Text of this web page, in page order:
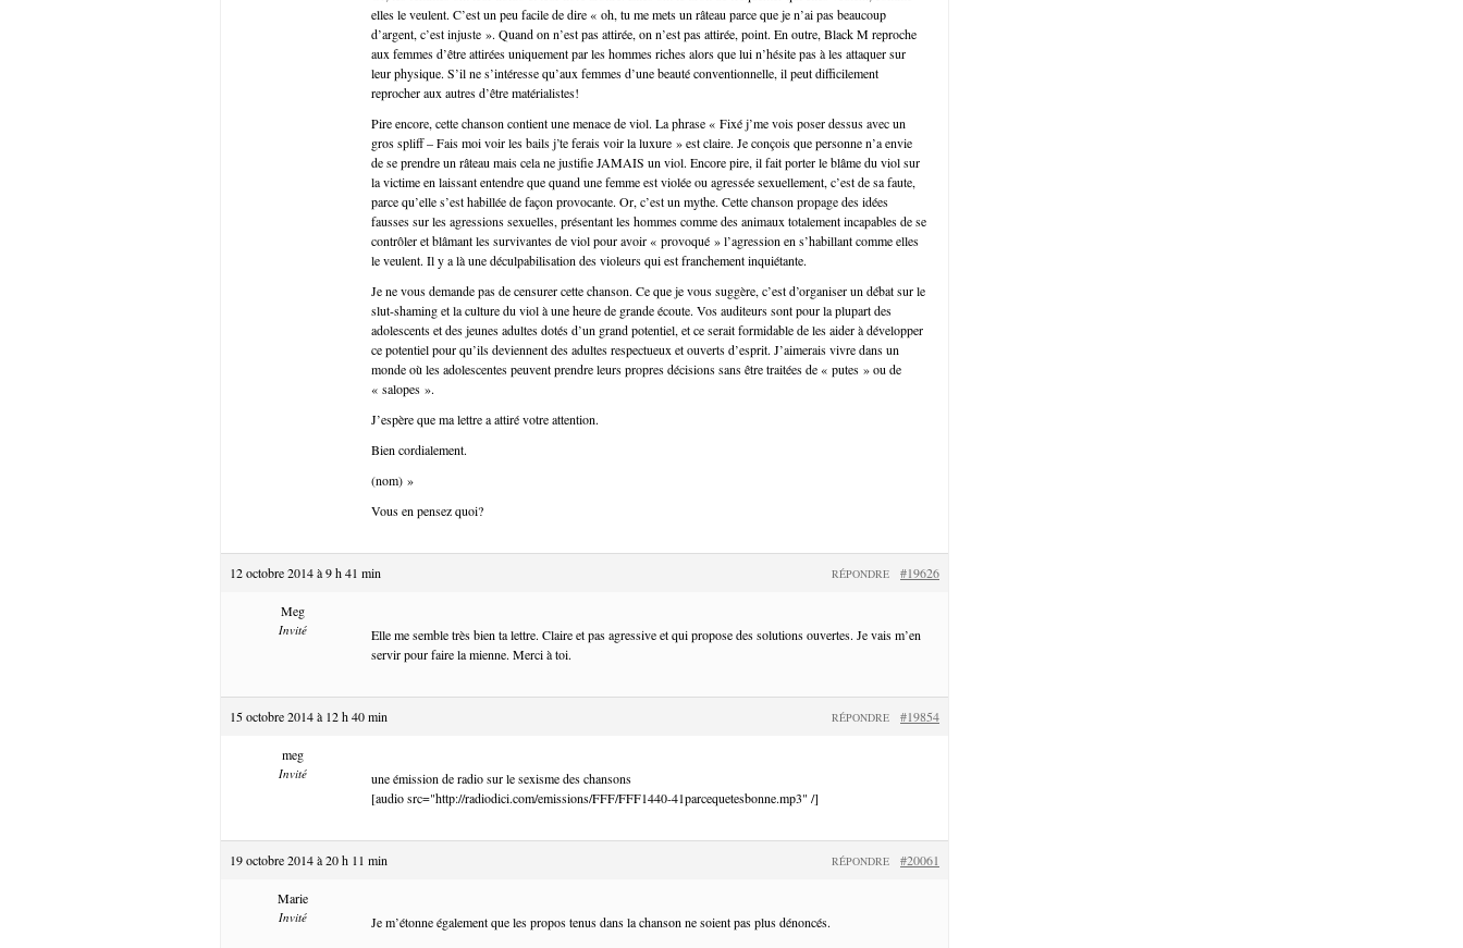
elles le veulent. C’est un peu facile de dire « oh, tu me mets un râteau parce que je n’ai pas beaucoup
d’argent, c’est injuste ». Quand on n’est pas attirée, on n’est pas attirée, point. En outre, Black M reproche
aux femmes d’être attirées uniquement par les hommes riches alors que lui n’hésite pas à les attaquer sur
leur physique. S’il ne s’intéresse qu’aux femmes d’une beauté conventionnelle, il peut difficilement
reprocher aux autres d’être matérialistes!
Pire encore, cette chanson contient une menace de viol. La phrase « Fixé j’me vois poser dessus avec un
gros spliff – Fais moi voir les bails j’te ferais voir la luxure » est claire. Je conçois que personne n’a envie
de se prendre un râteau mais cela ne justifie JAMAIS un viol. Encore pire, il fait porter le blâme du viol sur
la victime en laissant entendre que quand une femme est violée ou agressée sexuellement, c’est de sa faute,
parce qu’elle s’est habillée de façon provocante. Or, c’est un mythe. Cette chanson propage des idées
fausses sur les agressions sexuelles, présentant les hommes comme des animaux totalement incapables de se
contrôler et blâmant les survivantes de viol pour avoir « provoqué » l’agression en s’habillant comme elles
le veulent. Il y a là une déculpabilisation des violeurs qui est franchement inquiétante.
Je ne vous demande pas de censurer cette chanson. Ce que je vous suggère, c’est d’organiser un débat sur le
slut-shaming et la culture du viol à une heure de grande écoute. Vos auditeurs sont pour la plupart des
adolescents et des jeunes adultes dotés d’un grand potentiel, et ce serait formidable de les aider à développer
ce potentiel pour qu’ils deviennent des adultes respectueux et ouverts d’esprit. J’aimerais vivre dans un
monde où les adolescentes peuvent prendre leurs propres décisions sans être traitées de « putes » ou de
« salopes ».
J’espère que ma lettre a attiré votre attention.
Bien cordialement.
(nom) »
Vous en pensez quoi?
12 octobre 2014 à 9 h 41 min #19626
RÉPONDRE
Meg
Invité
Elle me semble très bien ta lettre. Claire et pas agressive et qui propose des solutions ouvertes. Je vais m’en
servir pour faire la mienne. Merci à toi.
15 octobre 2014 à 12 h 40 min #19854
RÉPONDRE
meg
Invité
une émission de radio sur le sexisme des chansons
[audio src="http://radiodici.com/emissions/FFF/FFF1440-41parcequetesbonne.mp3" /]
19 octobre 2014 à 20 h 11 min #20061
RÉPONDRE
Marie
Invité
Je m’étonne également que les propos tenus dans la chanson ne soient pas plus dénoncés.